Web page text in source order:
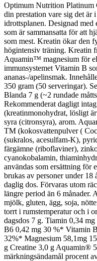
Optimum Nutrition Platinum
din prestation vare sig det är
idrottsplanen. Designad
som är sammansatta för att
som mest. Kreatin ökar den
högintensiv träning. Kreatin
Aquamin™ magnesium för
immunsystemet Vitamin B
ananas-/apelinsmak.
350 gram (50 serveringar).
Blanda 7 g (~2 rundade
Rekommenderat dagligt
(kreatinmonohydrat, lösligt
syra (citronsyra), arom.
TM (kokosvattenpulver (
(sukralos, acesulfam-K),
färgämne (riboflaviner),
cyanokobalamin,
användas som ersättning för
brukas av personer under 18
daglig dos. Förvaras utom
längre period än 6
mjölk, gluten, ägg, soja,
torrt i rumstemperatur och i
dagsdos 7 g. Tiamin 0,34
B6 0,42 mg 30 %* Vitamin
32%* Magnesium 58,1mg
g Creatine 3,0 g Aquamin®
märkningsändamål procent